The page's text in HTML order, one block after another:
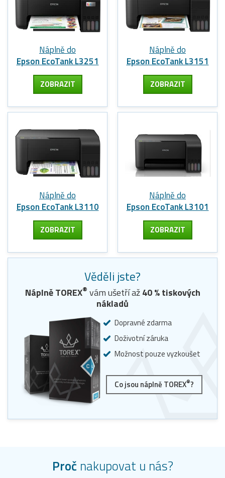
Náplně do
Epson EcoTank L3251
ZOBRAZIT
Náplně do
Epson EcoTank L3151
ZOBRAZIT
Náplně do
Epson EcoTank L3110
ZOBRAZIT
Náplně do
Epson EcoTank L3101
ZOBRAZIT
Věděli jste?
Náplně TOREX® vám ušetří až40% tiskových
nákladů
Dopravné zdarma
Doživotní záruka
Možnost pouze vyzkoušet
Co jsou náplně TOREX®?
Proč nakupovat u nás?